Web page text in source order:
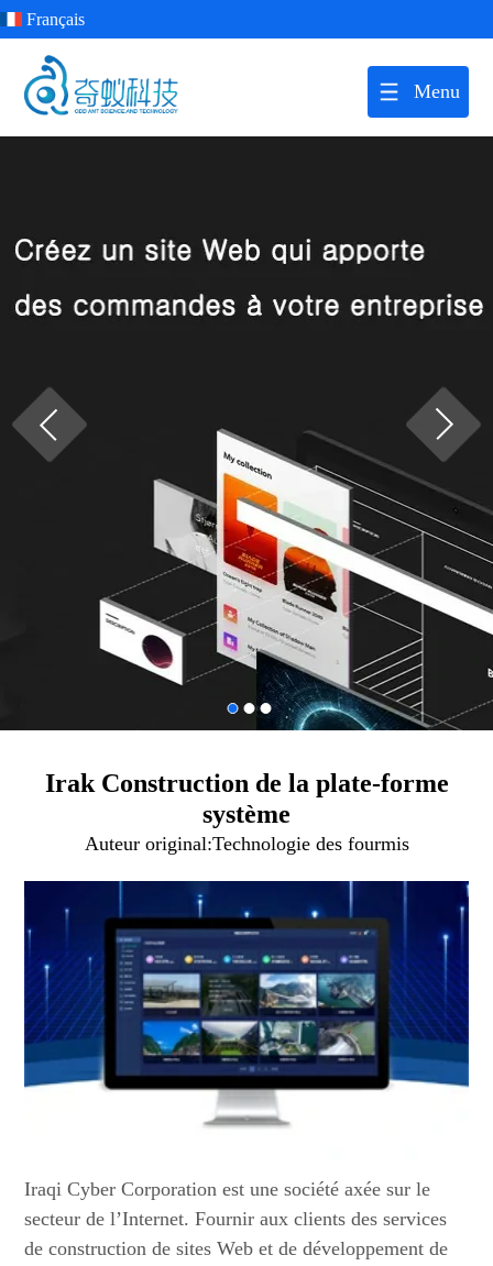
Français
Menu
Irak Construction de la plate-forme
système
Auteur original:Technologie des fourmis
Iraqi Cyber Corporation est une société axée sur le
secteur de l’Internet. Fournir aux clients des services
de construction de sites Web et de développement de